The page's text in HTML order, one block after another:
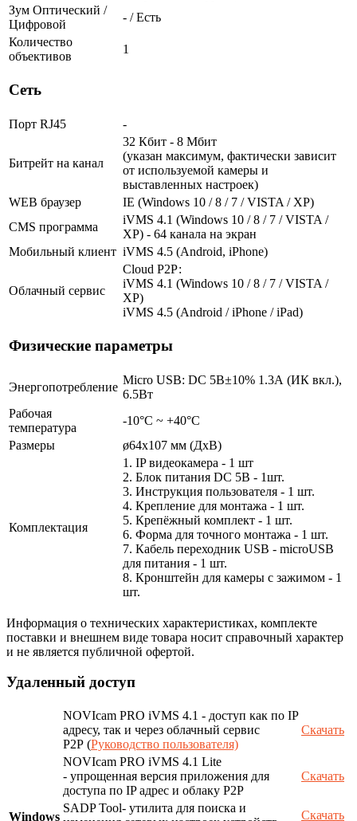
Зум Оптический /
Цифровой
- / Есть
Количество
объективов
1
Сеть
Порт RJ45 -
Битрейт на канал
32 Кбит - 8 Мбит
(указан максимум, фактически зависит
от используемой камеры и
выставленных настроек)
WEB браузер
IE (Windows 10 / 8 / 7 / VISTA / XP)
CMS программа
iVMS 4.1 (Windows 10 / 8 / 7 / VISTA /
XP) - 64 канала на экран
Мобильный клиент iVMS 4.5 (Android, iPhone)
Облачный сервис
Cloud Р2Р:
iVMS 4.1 (Windows 10 / 8 / 7 / VISTA /
XP)
iVMS 4.5 (Android / iPhone / iPad)
Физические параметры
Энергопотребление
Micro USB: DC 5В±10% 1.3А (ИК вкл.),
6.5Вт
Рабочая
температура
-10°С ~ +40°С
Размеры
ø64х107 мм (ДхВ)
Комплектация
1. IP видеокамера - 1 шт
2. Блок питания DC 5В - 1шт.
3. Инструкция пользователя - 1 шт.
4. Крепление для монтажа - 1 шт.
5. Крепёжный комплект - 1 шт.
6. Форма для точного монтажа - 1 шт.
7. Кабель переходник USB - microUSB
для питания - 1 шт.
8. Кронштейн для камеры с зажимом - 1
шт.
Информация о технических характеристиках, комплекте
поставки и внешнем виде товара носит справочный характер
и не является публичной офертой.
Удаленный доступ
Windows
NOVIcam PRO iVMS 4.1 - доступ как по IP
адресу, так и через облачный сервис
P2P (Руководство пользователя)
Скачать
NOVIcam PRO iVMS 4.1 Lite
- упрощенная версия приложения для
доступа по IP адрес и облаку P2P
Скачать
SADP Tool- утилита для поиска и
Скачать